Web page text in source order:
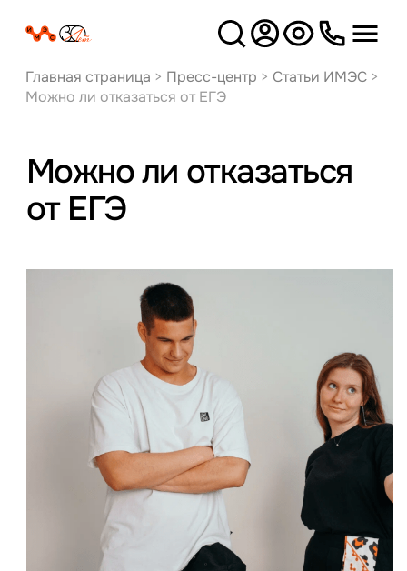
Версия
для слабовидящих
Главная страница > Пресс-центр > Статьи ИМЭС>
Можно ли отказаться от ЕГЭ
Можно ли отказаться
от ЕГЭ